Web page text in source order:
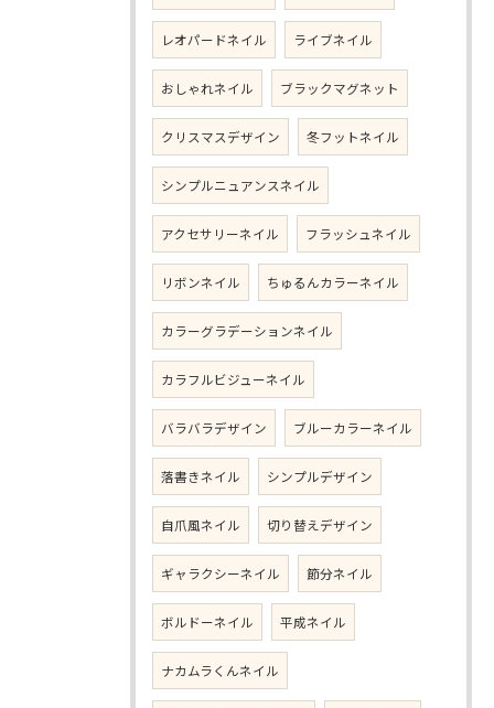
レオパードネイル ライブネイル
おしゃれネイル ブラックマグネット
クリスマスデザイン 冬フットネイル
シンプルニュアンスネイル
アクセサリーネイル フラッシュネイル
リボンネイル ちゅるんカラーネイル
カラーグラデーションネイル
カラフルビジューネイル
バラバラデザイン ブルーカラーネイル
落書きネイル シンプルデザイン
自爪風ネイル 切り替えデザイン
ギャラクシーネイル 節分ネイル
ボルドーネイル 平成ネイル
ナカムラくんネイル